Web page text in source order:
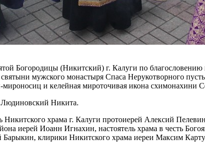
Богородицы (Никитский) г. Калуги по
мужского монастыря Спаса Нерукотворного
мироносиц и келейная мироточивая икона
Людиновский Никита.
Никитского храма г. Калуги протоиерей Алексий
иерей Иоанн Игнахин, настоятель храма в честь
Барыкин, клирики Никитского храма иереи Максим